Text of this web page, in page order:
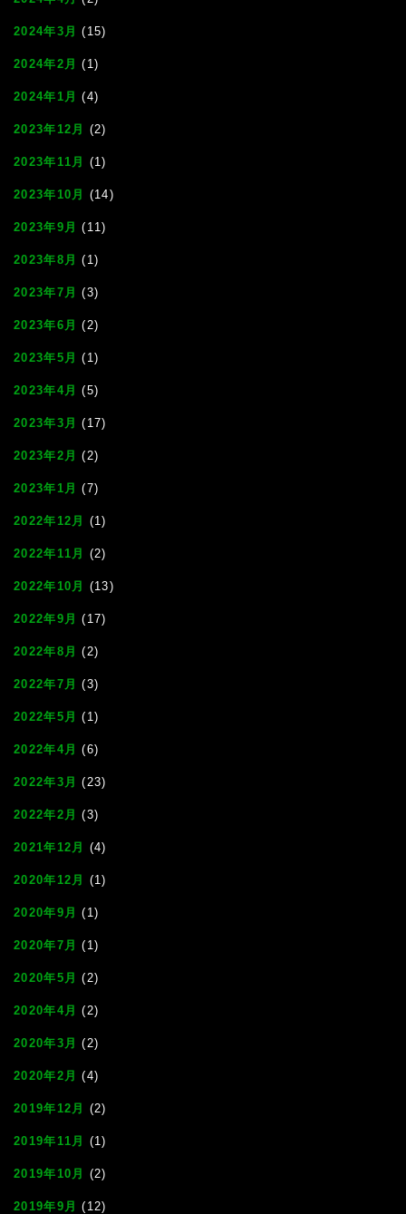
2024年3月 (15)
2024年2月 (1)
2024年1月 (4)
2023年12月 (2)
2023年11月 (1)
2023年10月 (14)
2023年9月 (11)
2023年8月 (1)
2023年7月 (3)
2023年6月 (2)
2023年5月 (1)
2023年4月 (5)
2023年3月 (17)
2023年2月 (2)
2023年1月 (7)
2022年12月 (1)
2022年11月 (2)
2022年10月 (13)
2022年9月 (17)
2022年8月 (2)
2022年7月 (3)
2022年5月 (1)
2022年4月 (6)
2022年3月 (23)
2022年2月 (3)
2021年12月 (4)
2020年12月 (1)
2020年9月 (1)
2020年7月 (1)
2020年5月 (2)
2020年4月 (2)
2020年3月 (2)
2020年2月 (4)
2019年12月 (2)
2019年11月 (1)
2019年10月 (2)
2019年9月 (12)